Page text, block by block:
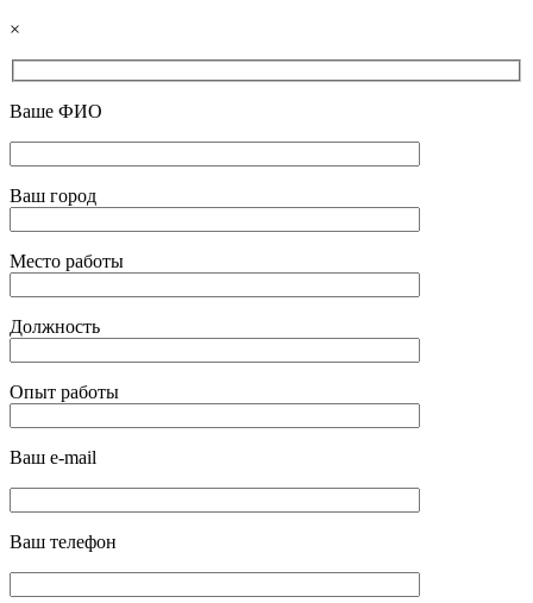
×
Ваше ФИО
Ваш город
Место работы
Должность
Опыт работы
Ваш e-mail
Ваш телефон